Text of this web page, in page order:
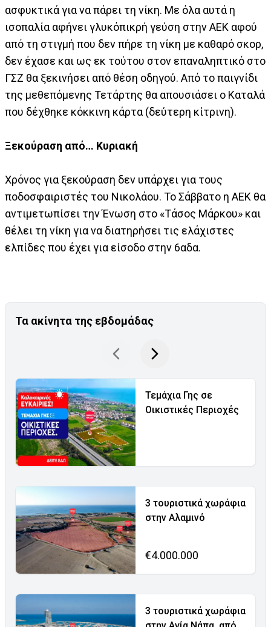
ασφυκτικά για να πάρει τη νίκη. Με όλα αυτά η
ισοπαλία αφήνει γλυκόπικρή γεύση στην ΑΕΚ αφού
από τη στιγμή που δεν πήρε τη νίκη με καθαρό σκορ,
δεν έχασε και ως εκ τούτου στον επαναληπτικό στο
ΓΣΖ θα ξεκινήσει από θέση οδηγού. Από το παιγνίδι
της μεθεπόμενης Τετάρτης θα απουσιάσει ο Καταλά
που δέχθηκε κόκκινη κάρτα (δεύτερη κίτρινη).
Ξεκούραση από… Κυριακή
Χρόνος για ξεκούραση δεν υπάρχει για τους
ποδοσφαιριστές του Νικολάου. Το Σάββατο η ΑΕΚ θα
αντιμετωπίσει την Ένωση στο «Τάσος Μάρκου» και
θέλει τη νίκη για να διατηρήσει τις ελάχιστες
ελπίδες που έχει για είσοδο στην 6αδα.
Τα ακίνητα της εβδομάδας
Τεμάχια Γης σε
Οικιστικές Περιοχές
3 τουριστικά χωράφια
στην Αλαμινό
€4.000.000
3 τουριστικά χωράφια